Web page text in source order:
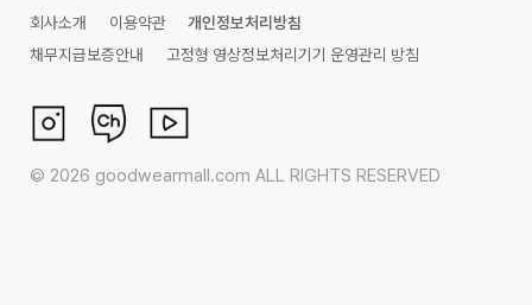
회사소개 이용약관
개인정보처리방침
채무지급보증안내
고정형 영상정보처리기기 운영관리 방침
© 2026 goodwearmall.com ALL RIGHTS RESERVED